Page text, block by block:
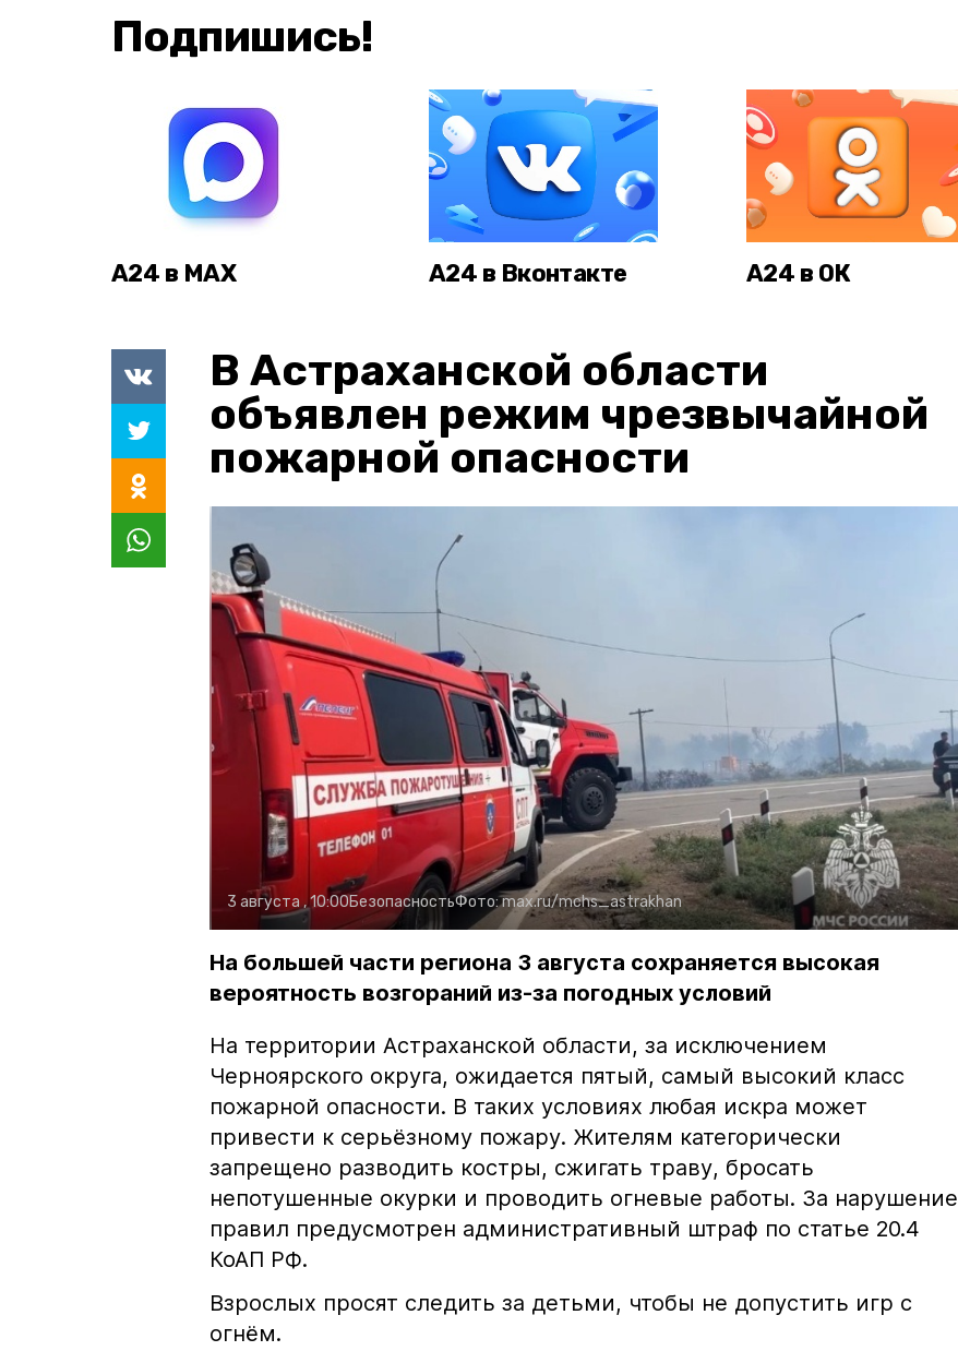
Подпишись!
А24 в MAX А24 в Вконтакте А24 в ОК
В Астраханской области
объявлен режим чрезвычайной
пожарной опасности
3 августа , 10:00БезопасностьФото:max.ru/mchs_astrakhan
На большей части региона 3 августа сохраняется высокая
вероятность возгораний из-за погодных условий
На территории Астраханской области, за исключением
Черноярского округа, ожидается пятый, самый высокий класс
пожарной опасности. В таких условиях любая искра может
привести к серьёзному пожару. Жителям категорически
запрещено разводить костры, сжигать траву, бросать
непотушенные окурки и проводить огневые работы. За нарушение
правил предусмотрен административный штраф по статье 20.4
КоАП РФ.
Взрослых просят следить за детьми, чтобы не допустить игр с
огнём.